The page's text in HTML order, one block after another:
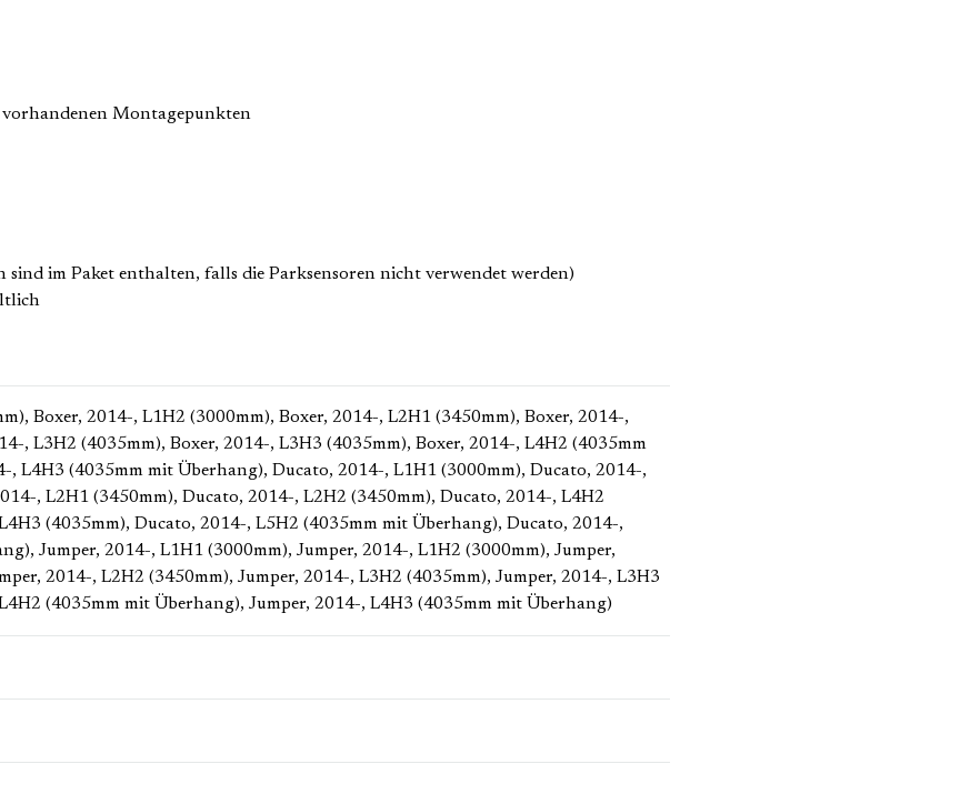
Montagepunkten
im Paket enthalten, falls die Parksensoren nicht verwendet werden)
, Boxer, 2014-, L1H2 (3000mm), Boxer, 2014-, L2H1 (3450mm), Boxer, 2014-,
, L3H2 (4035mm), Boxer, 2014-, L3H3 (4035mm), Boxer, 2014-, L4H2 (4035mm
, L4H3 (4035mm mit Überhang), Ducato, 2014-, L1H1 (3000mm), Ducato, 2014-,
, L2H1 (3450mm), Ducato, 2014-, L2H2 (3450mm), Ducato, 2014-, L4H2
(4035mm), Ducato, 2014-, L5H2 (4035mm mit Überhang), Ducato, 2014-,
, Jumper, 2014-, L1H1 (3000mm), Jumper, 2014-, L1H2 (3000mm), Jumper,
2014-, L2H2 (3450mm), Jumper, 2014-, L3H2 (4035mm), Jumper, 2014-, L3H3
(4035mm mit Überhang), Jumper, 2014-, L4H3 (4035mm mit Überhang)